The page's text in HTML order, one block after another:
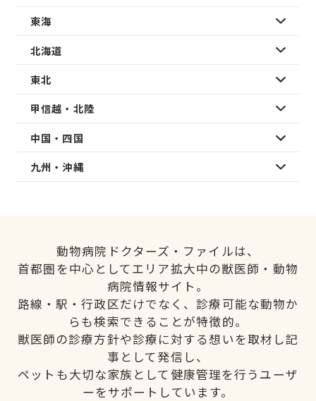
東海
北海道
東北
甲信越・北陸
中国・四国
九州・沖縄
動物病院ドクターズ・ファイルは、
首都圏を中心としてエリア拡大中の獣医師・動物
病院情報サイト。
路線・駅・行政区だけでなく、診療可能な動物か
らも検索できることが特徴的。
獣医師の診療方針や診療に対する想いを取材し記
事として発信し、
ペットも大切な家族として健康管理を行うユーザ
ーをサポートしています。